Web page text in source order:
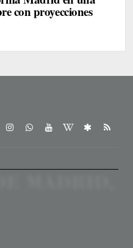
con proyecciones